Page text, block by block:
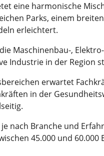
eine harmonische
Parks, einem
erleichtert.
Maschinenbau-,
Industrie in der Region
erwartet
in der
nach Branche und
45.000 und